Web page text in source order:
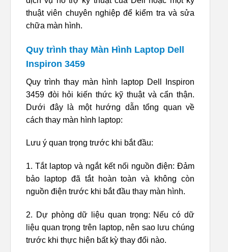
thuật viên chuyên nghiệp để kiểm tra và sửa
chữa màn hình.
Quy trình thay Màn Hình Laptop Dell
Inspiron 3459
Quy trình thay màn hình laptop Dell Inspiron
3459 đòi hỏi kiến thức kỹ thuật và cẩn thận.
Dưới đây là một hướng dẫn tổng quan về
cách thay màn hình laptop:
Lưu ý quan trọng trước khi bắt đầu:
1. Tắt laptop và ngắt kết nối nguồn điện: Đảm
bảo laptop đã tắt hoàn toàn và không còn
nguồn điện trước khi bắt đầu thay màn hình.
2. Dự phòng dữ liệu quan trọng: Nếu có dữ
liệu quan trọng trên laptop, nên sao lưu chúng
trước khi thực hiện bất kỳ thay đổi nào.